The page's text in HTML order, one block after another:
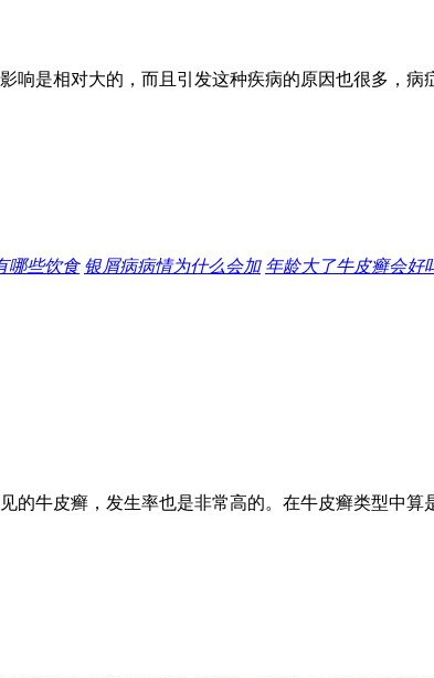
响是相对大的，而且引发这种疾病的原因也很多，
哪些饮食 银屑病病情为什么会加 年龄大了牛皮癣会好
的牛皮癣，发生率也是非常高的。在牛皮癣类型中